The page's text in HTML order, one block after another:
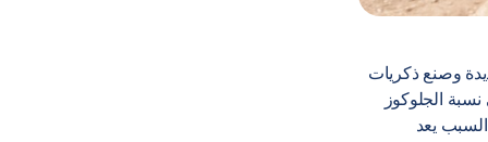
وصنع ذكريات
الجلوكوز
السبب يعد